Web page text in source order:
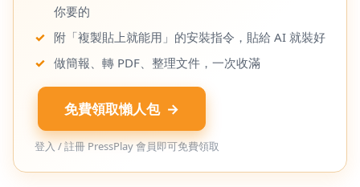
你要的
✓ 附「複製貼上就能用」的安裝指令，貼給 AI 就裝好
✓ 做簡報、轉 PDF、整理文件，一次收滿
免費領取懶人包 →
登入 / 註冊 PressPlay 會員即可免費領取